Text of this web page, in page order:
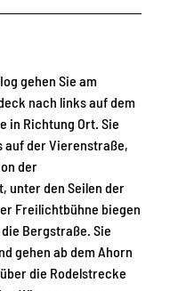
gehen Sie am
nach links auf dem
in Richtung Ort. Sie
auf der Vierenstraße,
der
unter den Seilen der
Freilichtbühne biegen
Bergstraße. Sie
gehen ab dem Ahorn
die Rodelstrecke